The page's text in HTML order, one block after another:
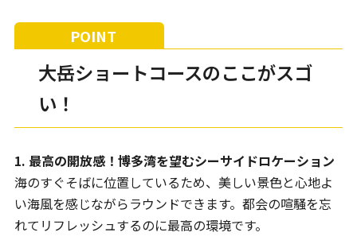
大岳ショートコースのここがスゴ
い！
1. 最高の開放感！博多湾を望むシーサイドロケーション
海のすぐそばに位置しているため、美しい景色と心地よ
い海風を感じながらラウンドできます。都会の喧騒を忘
れてリフレッシュするのに最高の環境です。